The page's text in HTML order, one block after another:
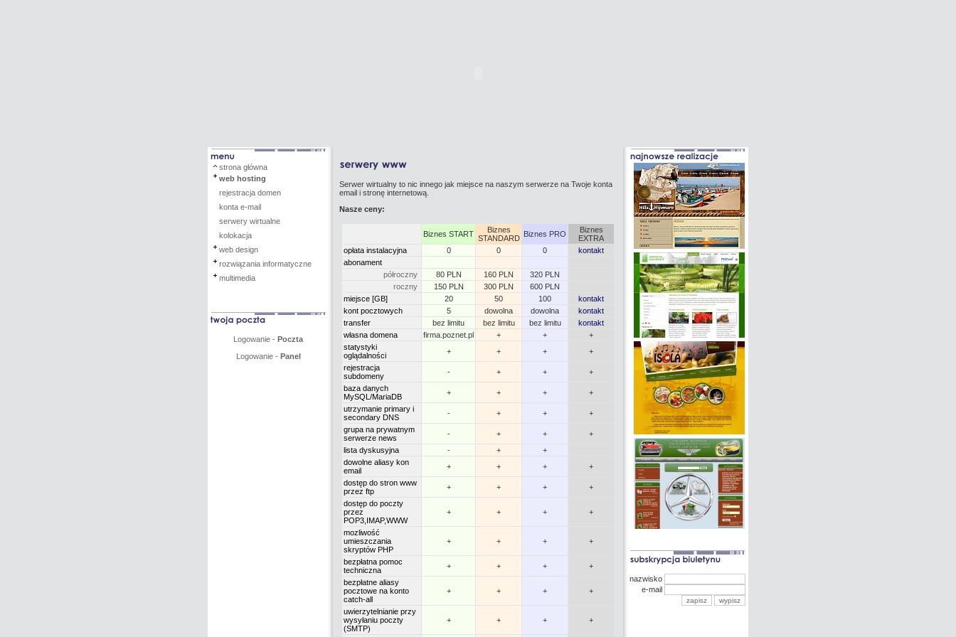
strona główna
web hosting
rejestracja domen
konta e-mail
serwery wirtualne
kolokacja
web design
rozwiązania informatyczne
multimedia
Logowanie - Poczta
Logowanie - Panel
Serwer wirtualny to nic innego jak miejsce na naszym serwerze na Twoje konta
email i stronę internetową.
Nasze ceny:
Biznes START
Biznes
STANDARD Biznes PRO
Biznes
EXTRA
opłata instalacyjna
0 0 0
kontakt
abonament
półroczny
80 PLN 160 PLN
320 PLN
roczny
150 PLN 300 PLN
600 PLN
miejsce [GB]
20 50 100
kontakt
kont pocztowych
5 dowolna dowolna
kontakt
transfer
bez limitu bez limitu bez limitu
kontakt
własna domena
firma.poznet.pl + +
+
statystyki
oglądalności
+ + +
+
rejestracja
subdomeny
- + +
+
baza danych
MySQL/MariaDB
+ + +
+
utrzymanie primary i
secondary DNS
- + +
+
grupa na prywatnym
serwerze news
- + +
+
lista dyskusyjna
- +
+
dowolne aliasy kon
email
+ + +
+
dostęp do stron www
przez ftp
+ + +
+
dostęp do poczty
przez
POP3,IMAP,WWW
+ + + +
mozliwość
umieszczania
skryptów PHP
+ + + +
bezpłatna pomoc
techniczna
+ + +
+
bezpłatne aliasy
pocztowe na konto
catch-all
+ + + +
uwierzytelnianie przy
wysyłaniu poczty
(SMTP)
+ + + +
nazwisko
e-mail